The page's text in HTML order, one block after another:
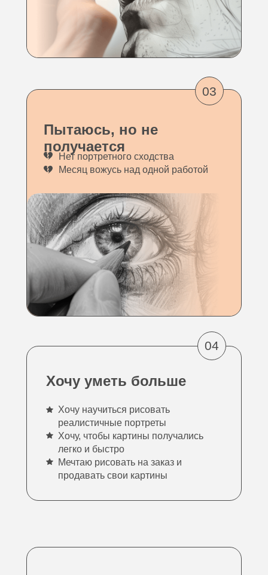
Хочу уметь больше
Хочу научиться рисовать
реалистичные портреты
Хочу, чтобы картины получались
легко и быстро
Мечтаю рисовать на заказ и
продавать свои картины
04
03
Пытаюсь, но не
получается
Нет портретного сходства
Месяц вожусь над одной работой